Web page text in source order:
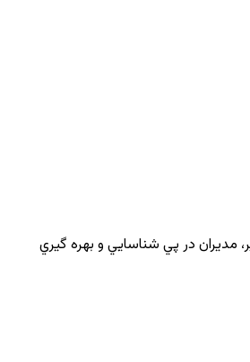
مديران در پي شناسايي و بهره گيري